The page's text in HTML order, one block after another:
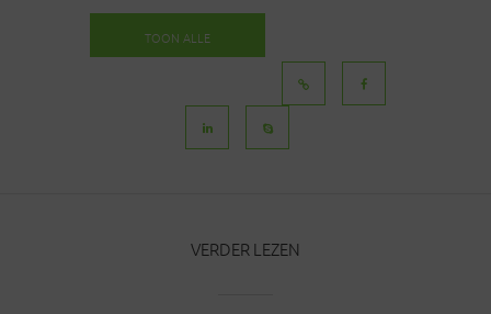
TOON ALLE
VERDER LEZEN